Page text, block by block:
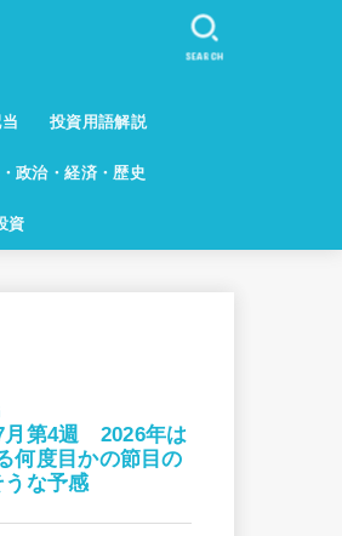
投資用語解説
政治・経済・歴史
資
SEARCH